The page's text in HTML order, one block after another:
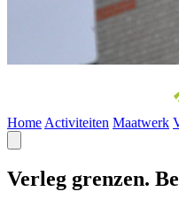
Home Activiteiten Maatwerk
Verleg grenzen.